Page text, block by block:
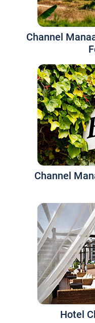
Channel
Channel
Hotel